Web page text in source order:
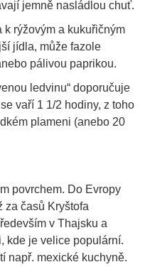
jemně nasládlou chuť.
rýžovým a kukuřičným
jídla, může fazole
pálivou paprikou.
ledvinu“ doporučuje
vaří 1 1/2 hodiny, z toho
plameni (anebo 20
povrchem. Do Evropy
za časů Kryštofa
v Thajsku a
kde je velice populární.
např. mexické kuchyně.